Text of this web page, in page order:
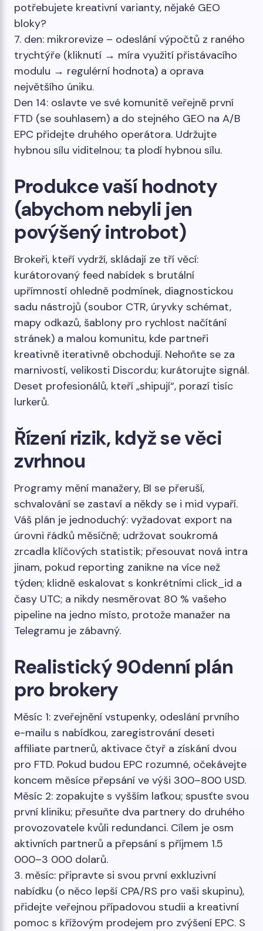
potřebujete kreativní varianty, nějaké GEO
bloky?
7. den: mikrorevize – odeslání výpočtů z raného
trychtýře (kliknutí → míra využití přistávacího
modulu → regulérní hodnota) a oprava
největšího úniku.
Den 14: oslavte ve své komunitě veřejně první
FTD (se souhlasem) a do stejného GEO na A/B
EPC přidejte druhého operátora. Udržujte
hybnou sílu viditelnou; ta plodí hybnou sílu.
Produkce vaší hodnoty
(abychom nebyli jen
povýšený introbot)
Brokeři, kteří vydrží, skládají ze tří věcí:
kurátorovaný feed nabídek s brutální
upřímností ohledně podmínek, diagnostickou
sadu nástrojů (soubor CTR, úryvky schémat,
mapy odkazů, šablony pro rychlost načítání
stránek) a malou komunitu, kde partneři
kreativně iterativně obchodují. Nehoňte se za
marnivostí, velikosti Discordu; kurátorujte signál.
Deset profesionálů, kteří „shipují“, porazí tisíc
lurkerů.
Řízení rizik, když se věci
zvrhnou
Programy mění manažery, BI se přeruší,
schvalování se zastaví a někdy se i mid vypaří.
Váš plán je jednoduchý: vyžadovat export na
úrovni řádků měsíčně; udržovat soukromá
zrcadla klíčových statistik; přesouvat nová intra
jinam, pokud reporting zanikne na více než
týden; klidně eskalovat s konkrétními click_id a
časy UTC; a nikdy nesměrovat 80 % vašeho
pipeline na jedno místo, protože manažer na
Telegramu je zábavný.
Realistický 90denní plán
pro brokery
Měsíc 1: zveřejnění vstupenky, odeslání prvního
e-mailu s nabídkou, zaregistrování deseti
affiliate partnerů, aktivace čtyř a získání dvou
pro FTD. Pokud budou EPC rozumné, očekávejte
koncem měsíce přepsání ve výši 300–800 USD.
Měsíc 2: zopakujte s vyšším laťkou; spusťte svou
první kliniku; přesuňte dva partnery do druhého
provozovatele kvůli redundanci. Cílem je osm
aktivních partnerů a přepsání s příjmem 1.5
000–3 000 dolarů.
3. měsíc: připravte si svou první exkluzivní
nabídku (o něco lepší CPA/RS pro vaši skupinu),
přidejte veřejnou případovou studii a kreativní
pomoc s křížovým prodejem pro zvýšení EPC. S